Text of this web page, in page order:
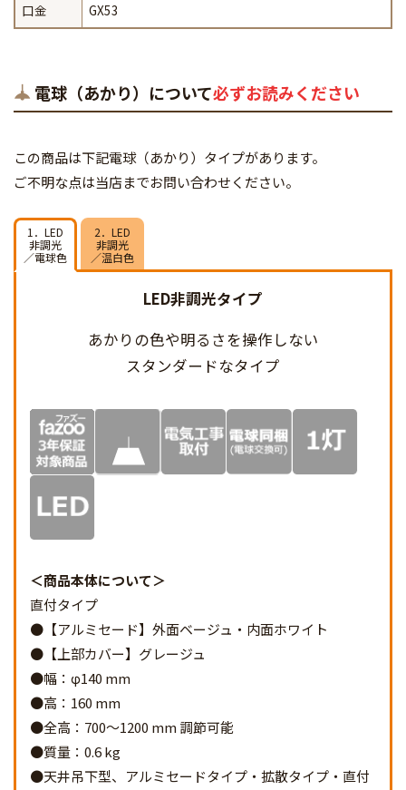
口金
GX53
電球（あかり）について必ずお読みください
この商品は下記電球（あかり）タイプがあります。
ご不明な点は当店までお問い合わせください。
1．LED
非調光
／電球色
2．LED
非調光
／温白色
LED非調光タイプ
あかりの色や明るさを操作しない
スタンダードなタイプ
商品本体について
直付タイプ
●【アルミセード】外面ベージュ・内面ホワイト
●【上部カバー】グレージュ
●幅：φ140 mm
●高：160 mm
●全高：700～1200 mm 調節可能
●質量：0.6 kg
●天井吊下型、アルミセードタイプ・拡散タイプ・直付